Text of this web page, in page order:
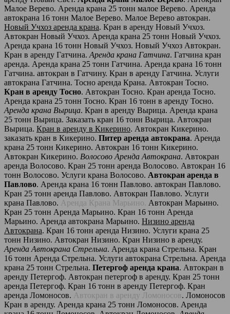
Малое Верево. Аренда крана 25 тонн малое Верево. Аренда
автокрана 16 тонн Малое Верево. Малое Верево автокран.
Новый Учхоз аренда крана. Кран в аренду Новый Учхоз.
Автокран Новый Учхоз. Аренда крана 25 тонн Новый Учхоз.
Аренда крана 16 тонн Новый Учхоз. Новый Учхоз Автокран.
Кран в аренду Гатчина. Аренда крана Гатчина. Гатчина кран
аренда. Аренда крана 25 тонн Гатчина. Аренда крана 16 тонн
Гатчина. автокран в Гатчину. Кран в аренду Гатчина. Услуги
автокрана Гатчина. Тосно аренда Крана. Автокран Тосно.
Кран в аренду Тосно. Автокран Тосно. Кран аренда Тосно.
Аренда крана 25 тонн Тосно. Кран 16 тонн в аренду Тосно.
Аренда крана Вырица. Кран в аренду Вырица. Аренда крана
25 тонн Вырица. Заказать кран 16 тонн Вырица. Автокран
Вырица. Кран в аренду в Кикерино. Автокран Кикерино.
заказать кран в Кикерино. Питер аренда автокрана. Аренда
крана 25 тонн Кикерино. Автокран 16 тонн Кикерино.
Автокран Кикерино. Волосово Аренда Автокрана. Автокран
аренда Волосово. Кран 25 тонн аренда Волосово. Автокран 16
тонн Волосово. Услуги крана Волосово. Автокран аренда в
Павлово. Аренда крана 16 тонн Павлово. автокран Павлово.
Кран 25 тонн аренда Павлово. Автокран Павлово. Услуги
крана Павлово. Аренда Крана Марьино. Автокран Марьино.
Кран 25 тонн Аренда Марьино. Кран 16 тонн Аренда
Марьино. Аренда автокрана Марьино. Низино аренда
Автокрана. Кран 16 тонн аренда Низино. Услуги крана 25
тонн Низино. Автокран Низино. Кран Низино в аренду.
Аренда Автокрана Стрельна. Аренда крана Стрельна. Кран
16 тонн Аренда Стрельна. Услуги автокрана Стрельна. Аренда
крана 25 тонн Стрельна. Петергоф аренда крана. Автокран в
аренду Петергоф. Автокран петергоф в аренду. Кран 25 тонн
аренда Петергоф. Кран 16 тонн в аренду Петергоф. Кран
аренда Ломоносов. Автокран в аренду Ломоносов. Ломоносов
Кран в аренду. Аренда крана 25 тонн Ломоносов. Аренда